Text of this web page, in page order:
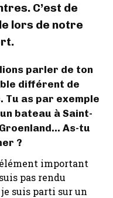
C’est de
lors de notre
parler de ton
différent de
as par exemple
bateau à Saint-
As-tu
?
important
pas rendu
je suis parti sur un